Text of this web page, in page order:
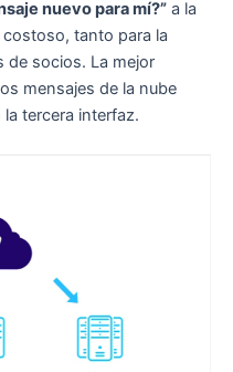
nuevo para mí?” a la
costoso, tanto para la
de socios. La mejor
mensajes de la nube
tercera interfaz.